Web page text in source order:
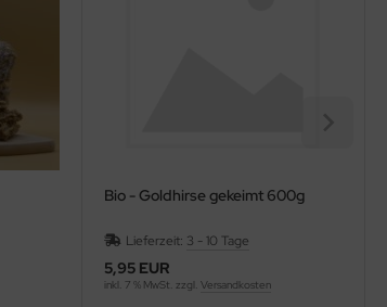
Bio - Goldhirse gekeimt 600g
Lieferzeit: 3 - 10 Tage
5,95 EUR
inkl. 7 % MwSt. zzgl. Versandkosten